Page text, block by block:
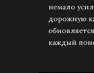
немало
дорожную
каждый